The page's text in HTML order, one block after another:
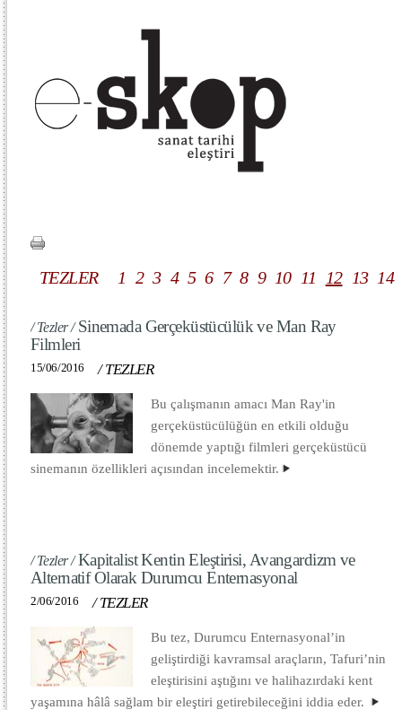
TEZLER 1 2 3 4 5 6 7 8 9 10 11 12 13 14
/ Tezler /Sinemada Gerçeküstücülük ve Man Ray
Filmleri
15/06/2016 /TEZLER
Bu çalışmanın amacı Man Ray'in
gerçeküstücülüğün en etkili olduğu
dönemde yaptığı filmleri gerçeküstücü
sinemanın özellikleri açısından incelemektir.
/ Tezler /Kapitalist Kentin Eleştirisi, Avangardizm ve
Alternatif Olarak Durumcu Enternasyonal
2/06/2016 /TEZLER
Bu tez, Durumcu Enternasyonal’in
geliştirdiği kavramsal araçların, Tafuri’nin
eleştirisini aştığını ve halihazırdaki kent
yaşamına hâlâ sağlam bir eleştiri getirebileceğini iddia eder.